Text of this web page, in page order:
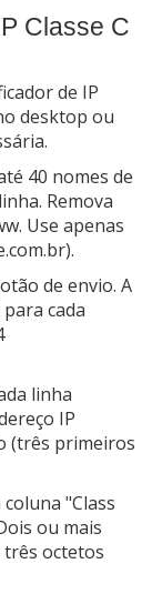
Classe C
de IP
desktop ou
40 nomes de
Remova
Use apenas
de envio. A
cada
linha
IP
(três primeiros
"Class
ou mais
três octetos